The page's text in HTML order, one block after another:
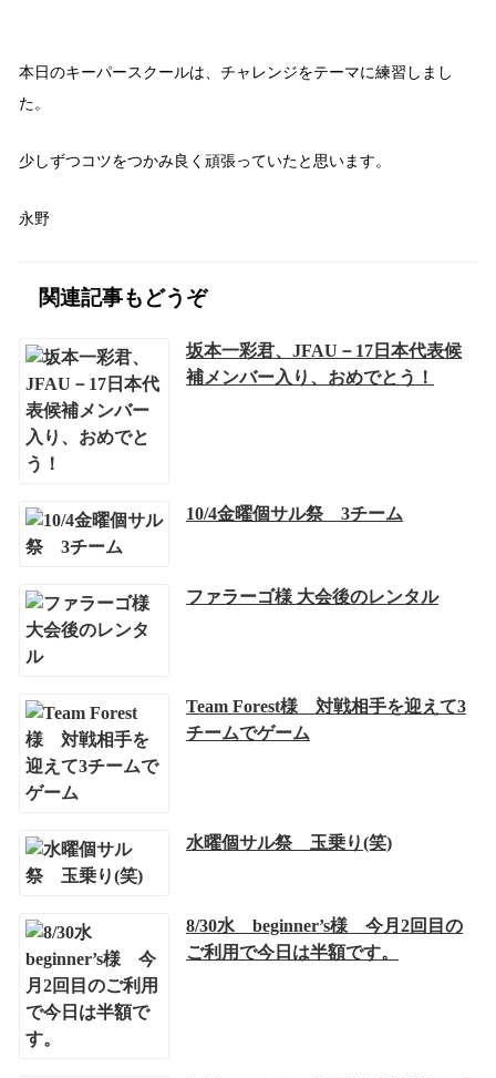
本日のキーパースクールは、チャレンジをテーマに練習しまし
た。
少しずつコツをつかみ良く頑張っていたと思います。
永野
関連記事もどうぞ
坂本一彩君、JFAU－17日本代表候
補メンバー入り、おめでとう！
10/4金曜個サル祭 3チーム
ファラーゴ様 大会後のレンタル
Team Forest様 対戦相手を迎えて3
チームでゲーム
水曜個サル祭 玉乗り(笑)
8/30水 beginner’s様 今月2回目の
ご利用で今日は半額です。